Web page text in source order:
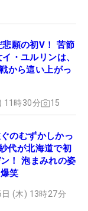
願の初V！ 苦節
・ユルリンは、
から這い上がっ
11時30分 15
ぐのむずかしかっ
代が北海道で初
！ 泡まみれの姿
笑
(木) 13時27分